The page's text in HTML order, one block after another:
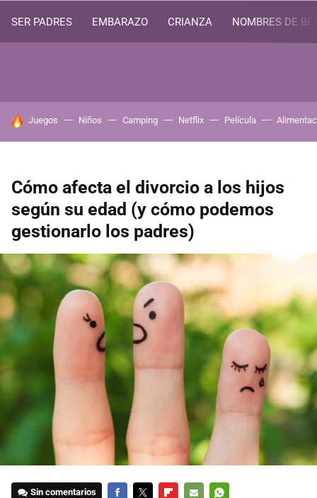
SER PADRES EMBARAZO CRIANZA NOMBRES DE
HOY SE HABLA DE
Juegos Niños Camping Netflix Película
Cómo afecta el divorcio a los hijos
según su edad (y cómo podemos
gestionarlo los padres)
Sin comentarios